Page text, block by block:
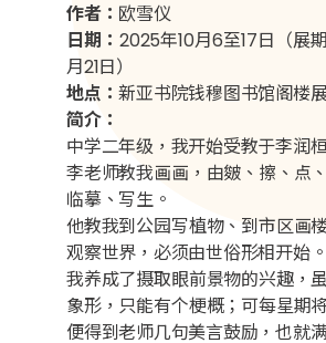
作者： 欧雪仪
日期：2025年10月6至17日（展
月21日）
地点：新亚书院钱穆图书馆阁楼
简介：
中学二年级，我开始受教于李润
李老师教我画画，由皴、擦、点
临摹、写生。
他教我到公园写植物、到市区画
观察世界，必须由世俗形相开始。
我养成了摄取眼前景物的兴趣，
象形，只能有个梗概；可每星期
便得到老师几句美言鼓励，也就